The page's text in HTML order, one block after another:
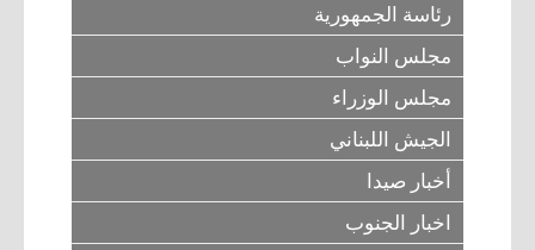
رئاسة الجمهورية
مجلس النواب
مجلس الوزراء
الجيش اللبناني
أخبار صيدا
اخبار الجنوب